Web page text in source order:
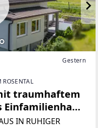
Gestern
traumhaftem
Einfamilienhaus
im Rosental
IN RUHIGER